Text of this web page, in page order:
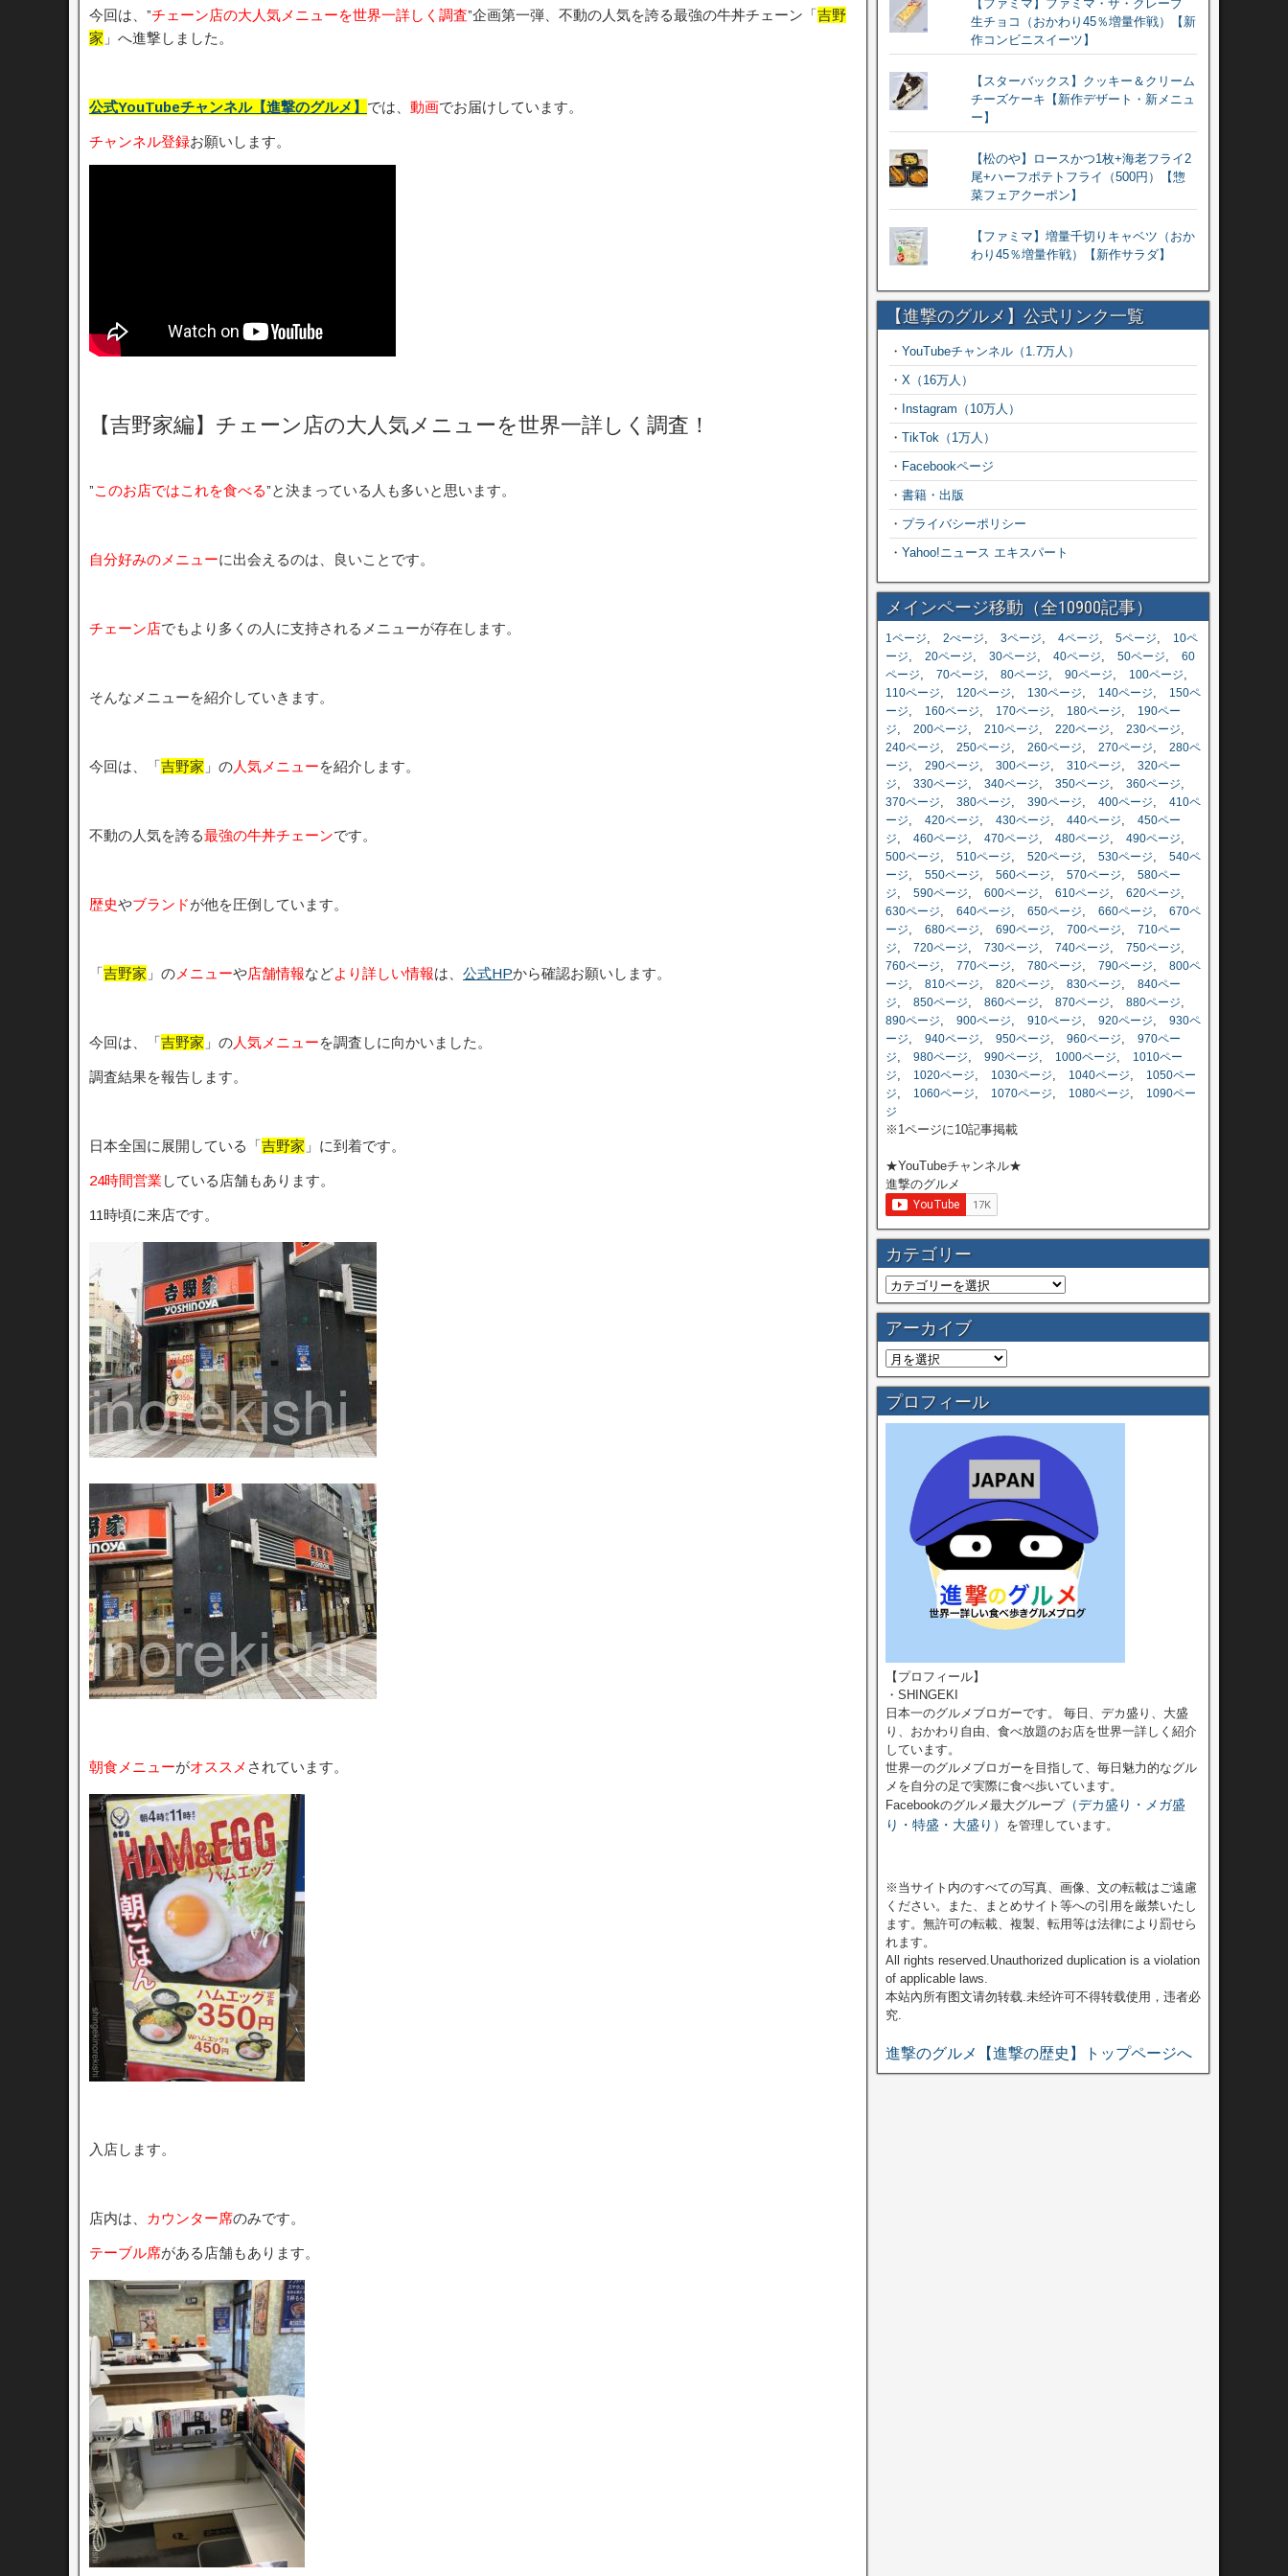
今回は、”チェーン店の大人気メニューを世界一詳しく調査”企画第一弾、不動の人気を誇る最強の牛丼チェーン「吉野
家 」へ進撃しました。
公式YouTubeチャンネル【進撃のグルメ】 では、 動画でお届けしています。
チャンネル登録お願いします。
【吉野家編】チェーン店の大人気メニューを世界一詳しく調査！
”このお店ではこれを食べる”と決まっている人も多いと思います。
自分好みのメニューに出会えるのは、良いことです。
チェーン店でもより多くの人に支持されるメニューが存在します。
そんなメニューを紹介していきます。
今回は、「吉野家 」の人気メニューを紹介します。
不動の人気を誇る最強の牛丼チェーンです。
歴史やブランドが他を圧倒しています。
「吉野家 」の メニューや店舗情報などより詳しい情報は、 公式HPから確認お願いします。
今回は、「吉野家 」の人気メニューを調査しに向かいました。
調査結果を報告します。
日本全国に展開している「吉野家 」に到着です。
24時間営業 している店舗もあります。
11時頃に来店です。
朝食メニューがオススメ されています。
入店します。
店内は、 カウンター席のみです。
テーブル席がある店舗もあります。
【ファミマ】ファミマ・ザ・クレープ
生チョコ（おかわり45％増量作戦）【新
作コンビニスイーツ】
【スターバックス】クッキー＆クリーム
チーズケーキ【新作デザート・新メニュ
ー】
【松のや】ロースかつ1枚+海老フライ2
尾+ハーフポテトフライ（500円）【惣
菜フェアクーポン】
【ファミマ】増量千切りキャベツ（おか
わり45％増量作戦）【新作サラダ】
【進撃のグルメ】公式リンク一覧
・ YouTubeチャンネル（1.7万人）
・ X（16万人）
・ Instagram（10万人）
・ TikTok（1万人）
・ Facebookページ
・ 書籍・出版
・ プライバシーポリシー
・ Yahoo!ニュース エキスパート
メインページ移動（全10900記事）
1ページ, 2ぺージ, 3ページ, 4ページ, 5ページ,
10ペ
ージ, 20ページ, 30ページ, 40ページ, 50ページ, 60
ページ, 70ページ, 80ページ, 90ページ, 100ページ,
110ページ, 120ページ, 130ページ, 140ページ,
150ペ
ージ, 160ページ, 170ページ, 180ページ,
190ペー
ジ, 200ページ, 210ページ, 220ページ, 230ページ,
240ページ, 250ページ, 260ページ, 270ページ, 280ペ
ージ, 290ページ, 300ページ, 310ページ, 320ペー
ジ, 330ページ, 340ページ, 350ページ, 360ページ,
370ページ, 380ページ, 390ページ, 400ページ, 410ペ
ージ, 420ページ, 430ページ, 440ページ, 450ペー
ジ, 460ページ, 470ページ, 480ページ, 490ページ,
500ページ, 510ページ, 520ページ, 530ページ, 540ペ
ージ, 550ページ, 560ページ, 570ページ, 580ペー
ジ, 590ページ, 600ページ, 610ページ, 620ページ,
630ページ, 640ページ, 650ページ, 660ページ, 670ペ
ージ, 680ページ, 690ページ, 700ページ, 710ペー
ジ, 720ページ, 730ページ, 740ページ, 750ページ,
760ページ, 770ページ, 780ページ, 790ページ, 800ペ
ージ, 810ページ, 820ページ, 830ページ, 840ペー
ジ, 850ページ, 860ページ, 870ページ, 880ページ,
890ページ, 900ページ, 910ページ, 920ページ, 930ペ
ージ, 940ページ, 950ページ, 960ページ, 970ペー
ジ, 980ページ, 990ページ, 1000ページ,
1010ペー
ジ, 1020ページ, 1030ページ, 1040ページ,
1050ペー
ジ, 1060ページ, 1070ページ, 1080ページ,
1090ペー
ジ
※1ページに10記事掲載
★YouTubeチャンネル★
進撃のグルメ
カテゴリー
アーカイブ
プロフィール
【プロフィール】
・SHINGEKI
日本一のグルメブロガーです。 毎日、デカ盛り、大盛
り、おかわり自由、食べ放題のお店を世界一詳しく紹介
しています。
世界一のグルメブロガーを目指して、毎日魅力的なグル
メを自分の足で実際に食べ歩いています。
Facebookのグルメ最大グループ（デカ盛り・メガ盛
り・特盛・大盛り） を管理しています。
※当サイト内のすべての写真、画像、文の転載はご遠慮
ください。また、まとめサイト等への引用を厳禁いたし
ます。無許可の転載、複製、転用等は法律により罰せら
れます。
All rights reserved.Unauthorized duplication is a violation
of applicable laws.
本站內所有图文请勿转载.未经许可不得转载使用，违者必
究.
進撃のグルメ【進撃の歴史】トップページへ